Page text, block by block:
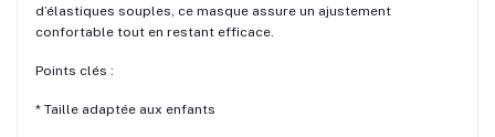
d’élastiques souples, ce masque assure un ajustement
confortable tout en restant efficace.
Points clés :
* Taille adaptée aux enfants